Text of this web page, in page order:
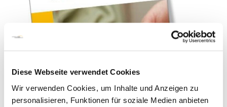
Diese Webseite verwendet Cookies
Wir verwenden Cookies, um Inhalte und Anzeigen zu
personalisieren, Funktionen für soziale Medien anbieten